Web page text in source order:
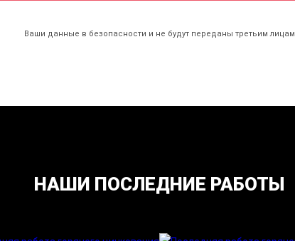
Ваши данные в безопасности и не будут переданы третьим лицам
НАШИ ПОСЛЕДНИЕ РАБОТЫ